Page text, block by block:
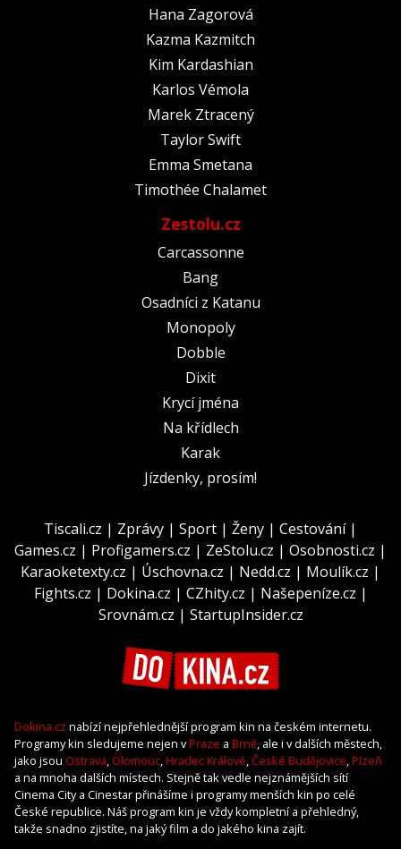
Hana Zagorová
Kazma Kazmitch
Kim Kardashian
Karlos Vémola
Marek Ztracený
Taylor Swift
Emma Smetana
Timothée Chalamet
Zestolu.cz
Carcassonne
Bang
Osadníci z Katanu
Monopoly
Dobble
Dixit
Krycí jména
Na křídlech
Karak
Jízdenky, prosím!
Tiscali.cz | Zprávy | Sport | Ženy | Cestování|
Games.cz | Profigamers.cz | ZeStolu.cz | Osobnosti.cz |
Karaoketexty.cz | Úschovna.cz | Nedd.cz | Moulík.cz |
Fights.cz | Dokina.cz | CZhity.cz | Našepeníze.cz |
Srovnám.cz | StartupInsider.cz
Dokina.cz nabízí nejpřehlednější program kin na českém internetu.
Programy kin sledujeme nejen vPraze a Brně, ale i v dalších městech,
jako jsou Ostrava, Olomouc,Hradec Králové,České Budějovice,Plzeň
a na mnoha dalších místech. Stejně tak vedle nejznámějších sítí
Cinema City a Cinestar přinášíme i programy menších kin po celé
České republice. Náš program kin je vždy kompletní a přehledný,
takže snadno zjistíte, na jaký film a do jakého kina zajít.